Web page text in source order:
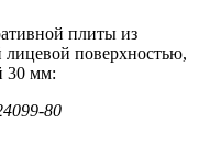
плиты из
поверхностью,
30 мм:
80